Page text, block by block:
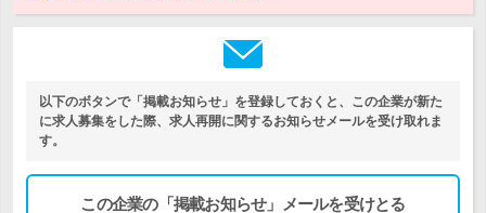
以下のボタンで「掲載お知らせ」を登録しておくと、この企業が新た
に求人募集をした際、求人再開に関するお知らせメールを受け取れま
す。
この企業の「掲載お知らせ」メールを受けとる